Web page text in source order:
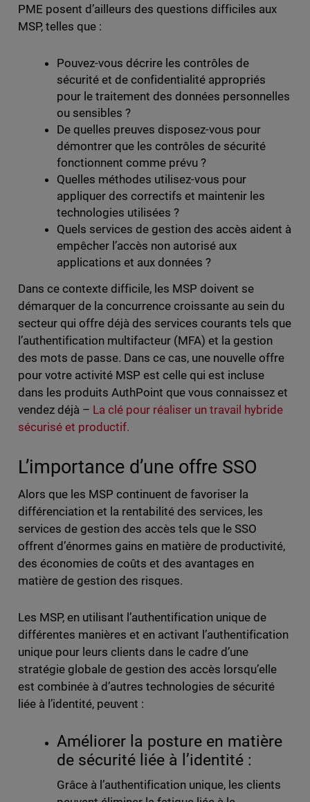
PME posent d’ailleurs des questions difficiles aux
MSP, telles que :
Pouvez-vous décrire les contrôles de
sécurité et de confidentialité appropriés
pour le traitement des données personnelles
ou sensibles ?
De quelles preuves disposez-vous pour
démontrer que les contrôles de sécurité
fonctionnent comme prévu ?
Quelles méthodes utilisez-vous pour
appliquer des correctifs et maintenir les
technologies utilisées ?
Quels services de gestion des accès aident à
empêcher l’accès non autorisé aux
applications et aux données ?
Dans ce contexte difficile, les MSP doivent se
démarquer de la concurrence croissante au sein du
secteur qui offre déjà des services courants tels que
l’authentification multifacteur (MFA) et la gestion
des mots de passe. Dans ce cas, une nouvelle offre
pour votre activité MSP est celle qui est incluse
dans les produits AuthPoint que vous connaissez et
vendez déjà – La clé pour réaliser un travail hybride
sécurisé et productif.
L’importance d’une offre SSO
Alors que les MSP continuent de favoriser la
différenciation et la rentabilité des services, les
services de gestion des accès tels que le SSO
offrent d’énormes gains en matière de productivité,
des économies de coûts et des avantages en
matière de gestion des risques.
Les MSP, en utilisant l’authentification unique de
différentes manières et en activant l’authentification
unique pour leurs clients dans le cadre d’une
stratégie globale de gestion des accès lorsqu’elle
est combinée à d’autres technologies de sécurité
liée à l’identité, peuvent :
Améliorer la posture en matière
de sécurité liée à l’identité :
Grâce à l’authentification unique, les clients